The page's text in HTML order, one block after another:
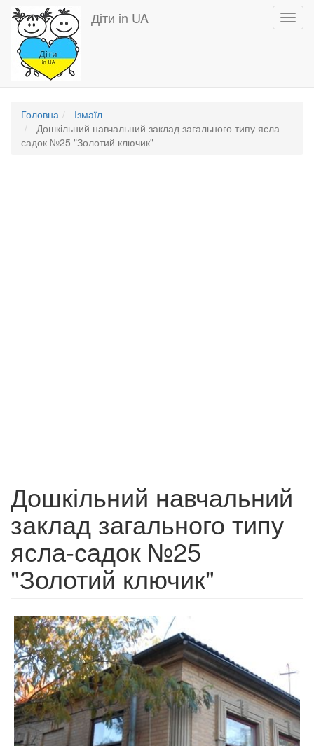
Перейти
основного
вмісту
Діти in UA
Головна
Ізмаїл
Дошкільний навчальний заклад загального типу ясла-
садок №25 "Золотий ключик"
Дошкільний навчальний
заклад загального типу
ясла-садок №25
"Золотий ключик"